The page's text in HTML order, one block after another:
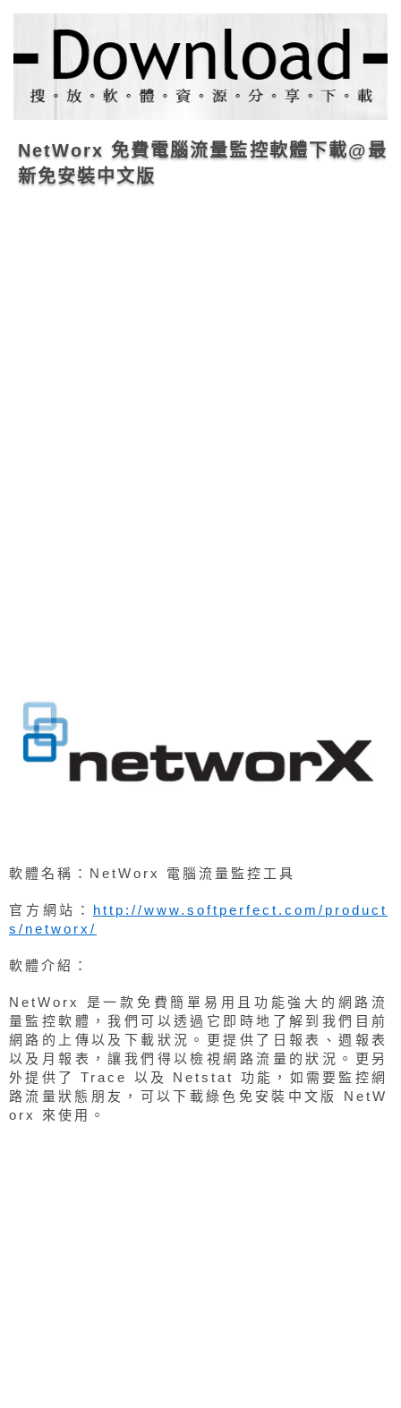
NetWorx 免費電腦流量監控軟體下載@最
新免安裝中文版
軟體名稱：NetWorx 電腦流量監控工具
官方網站： http://www.softperfect.com/product
s/networx/
軟體介紹：
NetWorx 是一款免費簡單易用且功能強大的網路流
量監控軟體，我們可以透過它即時地了解到我們目前
網路的上傳以及下載狀況。更提供了日報表、週報表
以及月報表，讓我們得以檢視網路流量的狀況。更另
外提供了 Trace 以及 Netstat 功能，如需要監控網
路流量狀態朋友，可以下載綠色免安裝中文版 NetW
orx 來使用。